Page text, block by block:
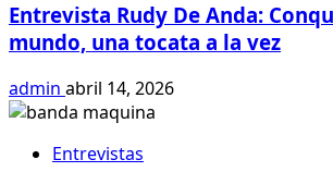
Entrevista Rudy De Anda:
mundo, una tocata a la vez
admin abril 14, 2026
Entrevistas